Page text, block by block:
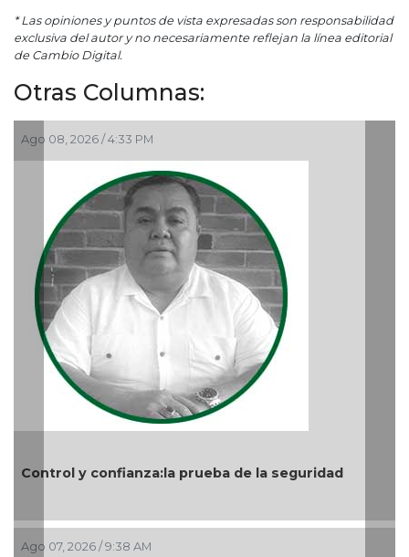
* Las opiniones y puntos de vista expresadas son responsabilidad
exclusiva del autor y no necesariamente reflejan la línea editorial
de Cambio Digital.
Otras Columnas:
Ago 08, 2026 / 4:33 PM
Control y confianza:la prueba de la seguridad
Ago 07, 2026 / 9:38 AM